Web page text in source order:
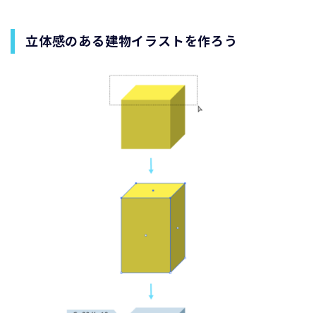
立体感のある建物イラストを作ろう